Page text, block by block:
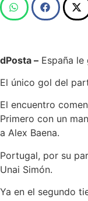
dPosta – España
El único gol del
El encuentro
Primero con un
a Alex Baena.
Portugal, por su
Unai Simón.
Ya en el segundo